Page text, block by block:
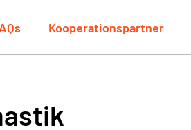
Kooperationspartner